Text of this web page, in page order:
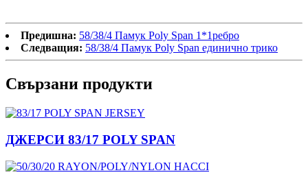
Предишна: 58/38/4 Памук Poly Span 1*1ребро
Следващия: 58/38/4 Памук Poly Span единично трико
Свързани продукти
ДЖЕРСИ 83/17 POLY SPAN